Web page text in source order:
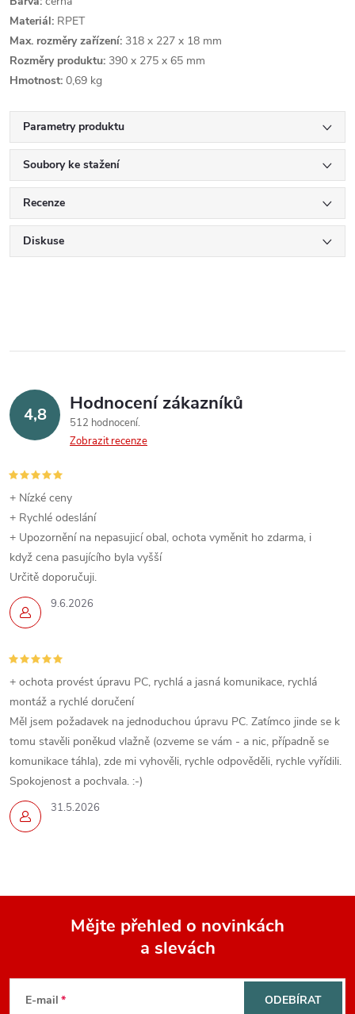
Materiál: RPET
Max. rozměry zařízení: 318 x 227 x 18 mm
Rozměry produktu: 390 x 275 x 65 mm
Hmotnost: 0,69 kg
Parametry produktu
Soubory ke stažení
Recenze
Diskuse
4,8 Hodnocení zákazníků
512 hodnocení
Zobrazit recenze
9.6.2026
+ Nízké ceny
+ Rychlé odeslání
+ Upozornění na nepasujicí obal, ochota vyměnit ho zdarma, i
když cena pasujícího byla vyšší
Určitě doporučuji.
31.5.2026
+ ochota provést úpravu PC, rychlá a jasná komunikace, rychlá
montáž a rychlé doručení
Měl jsem požadavek na jednoduchou úpravu PC. Zatímco jinde se k
tomu stavěli poněkud vlažně (ozveme se vám - a nic, případně se
komunikace táhla), zde mi vyhověli, rychle odpověděli, rychle vyřídili.
Spokojenost a pochvala. :-)
Mějte přehled o novinkách
a slevách
E-mail ODEBÍRAT